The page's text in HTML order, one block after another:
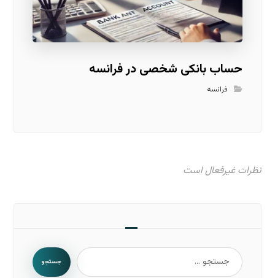
حساب بانکی شخصی در فرانسه
فرانسه
نظرات غیرفعال است
جستجو